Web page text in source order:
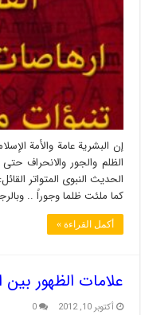
إن البشریة عامة والأمة
الظلم والجور والانحراف
الحدیث النبوی المتواتر
كما ملئت ظلما وجوراً ..
أكمل القراءة »
علامات الظهور بین
أكتوبر 10, 2012 0